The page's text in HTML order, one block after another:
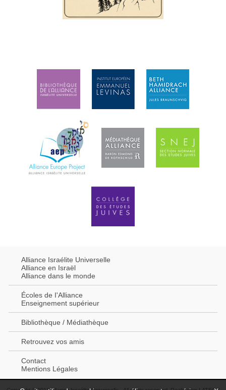
Alliance Israélite Universelle
Alliance en Israël
Alliance dans le monde
Écoles de I'Alliance
Enseignement supérieur
Bibliothèque / Médiathèque
Retrouvez vos amis
Contact
Mentions Légales